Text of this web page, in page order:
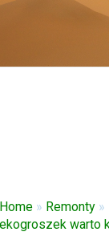
Home » Remonty »
ekogroszek warto